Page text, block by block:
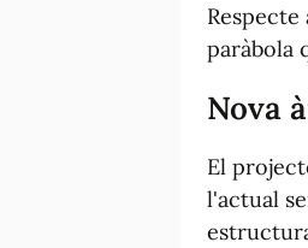
paràbola
Nova
El
l'actual